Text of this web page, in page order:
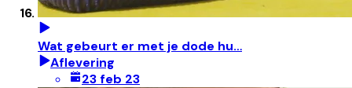
Wat gebeurt er met je dode hu…
Aflevering
23 feb 23